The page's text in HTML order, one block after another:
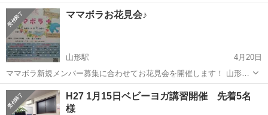
ィセンターを利用し巡回型の【こども食堂】(*^▽^*) みんなで楽しい時
間を過ごしませんか？ 日時 2017年1月22日 日曜日 12時〜14時 場所 ...
山形 米沢市 米沢駅 育児
ママボラお花見会♪
山形駅
4月20日
ママボラ新規メンバー募集に合わせてお花見会を開催します！ 山形に
も春がやってきましたね♪みなさん、お花見はもうされましたか？ マ
マボラ＋でも、ちょっと遅めのお花見会を開催したいと思います。 新
年度、最初の集まりになります。...
山形 山形市 山形駅 育児
H27 1月15日ベビーヨガ講習開催 先着5名
様